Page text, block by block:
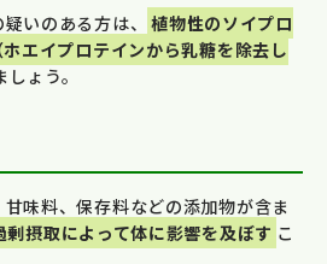
いのある方は、
植物性のソイプロ
エイプロテインから乳糖を除去し
ょう。
味料、保存料などの添加物が含ま
剰摂取によって体に影響を及ぼす こ